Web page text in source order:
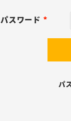
パスワード
パ